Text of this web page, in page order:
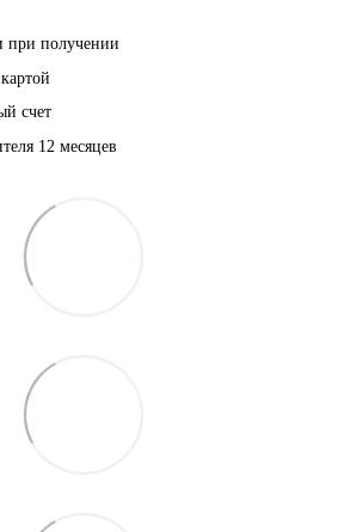
при получении
счет
12 месяцев